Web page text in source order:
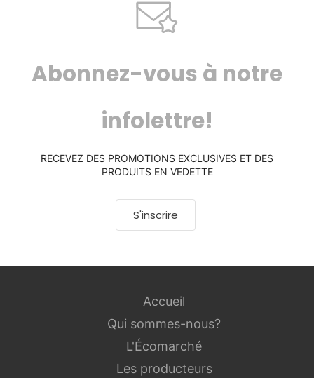
Abonnez-vous à notre
infolettre!
RECEVEZ DES PROMOTIONS EXCLUSIVES ET DES
PRODUITS EN VEDETTE
S'inscrire
Accueil
Qui sommes-nous?
L'Écomarché
Les producteurs